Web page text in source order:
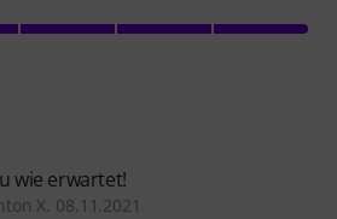
wie erwartet!
X. 08.11.2021